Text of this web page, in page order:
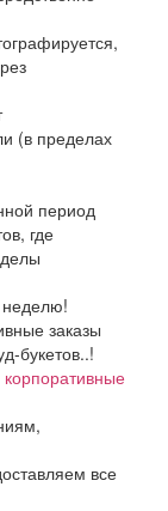
(в пределах
период
где
неделю!
заказы
букетов..!
все